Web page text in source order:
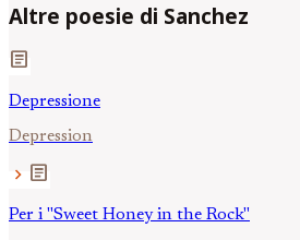
Altre poesie di Sanchez
article
Depressione
Depression
chevron_right article
Per i "Sweet Honey in the Rock"